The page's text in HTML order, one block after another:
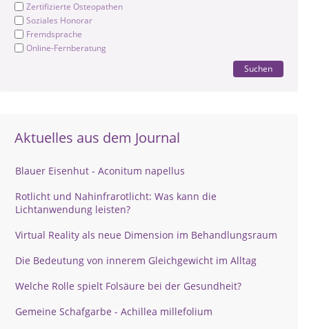
Zertifizierte Osteopathen
Soziales Honorar
Fremdsprache
Online-Fernberatung
Suchen
Aktuelles aus dem Journal
Blauer Eisenhut - Aconitum napellus
Rotlicht und Nahinfrarotlicht: Was kann die
Lichtanwendung leisten?
Virtual Reality als neue Dimension im Behandlungsraum
Die Bedeutung von innerem Gleichgewicht im Alltag
Welche Rolle spielt Folsäure bei der Gesundheit?
Gemeine Schafgarbe - Achillea millefolium